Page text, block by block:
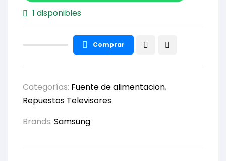
1 disponibles
Comprar
Categorías: Fuente de alimentacion,
Repuestos Televisores
Brands: Samsung